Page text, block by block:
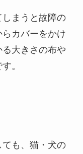
まうと故障の
カバーをかけ
大きさの布や
。
も、猫・犬の